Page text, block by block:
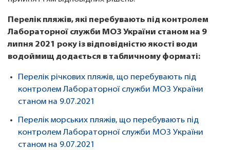
Перелік пляжів, які перебувають під контролем
Лабораторної служби МОЗ України станом на 9
липня 2021 року із відповідністю якості води
водоймищ додається в табличному форматі:
Перелік річкових пляжів, що перебувають під
контролем Лабораторної служби МОЗ України
станом на 9.07.2021
Перелік морських пляжів, що перебувають під
контролем Лабораторної служби МОЗ України
станом на 9.07.2021